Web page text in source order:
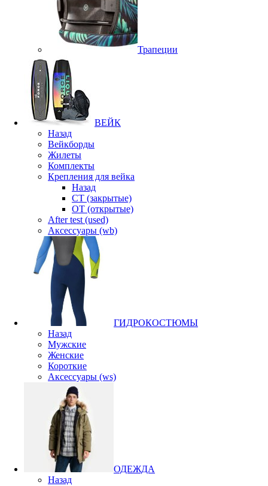
Трапеции
ВЕЙК
Назад
Вейкборды
Жилеты
Комплекты
Крепления для вейка
Назад
CT (закрытые)
OT (открытые)
After test (used)
Аксессуары (wb)
ГИДРОКОСТЮМЫ
Назад
Мужские
Женские
Короткие
Аксессуары (ws)
ОДЕЖДА
Назад